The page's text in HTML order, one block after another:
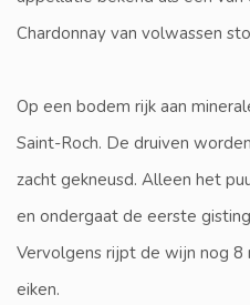
Chardonnay van volwassen
Op een bodem rijk aan
Saint-Roch. De druiven
zacht gekneusd. Alleen het
en ondergaat de eerste
Vervolgens rijpt de wijn nog 8
eiken.